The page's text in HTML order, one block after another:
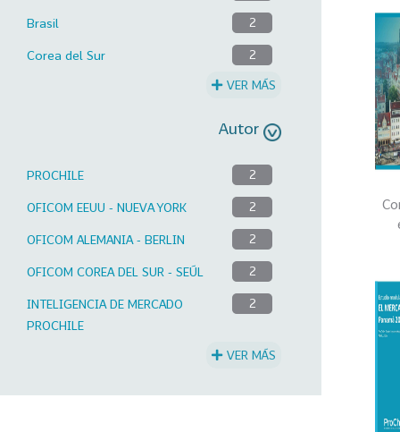
Brasil 2
Corea del Sur 2
VER MÁS
Autor
PROCHILE 2
OFICOM EEUU - NUEVA YORK 2
OFICOM ALEMANIA - BERLIN 2
OFICOM COREA DEL SUR - SEÚL 2
INTELIGENCIA DE MERCADO
PROCHILE
2
VER MÁS